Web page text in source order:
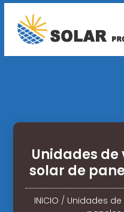
Unidades
solar de
INICIO / Unidades